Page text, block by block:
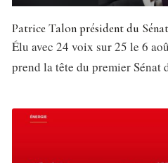
Patrice Talon président du
Élu avec 24 voix sur 25 le 6
prend la tête du premier Sénat